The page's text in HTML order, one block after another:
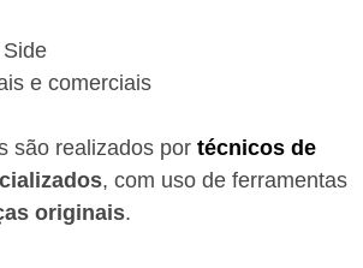
e comerciais
são realizados por técnicos de
, com uso de ferramentas
originais.